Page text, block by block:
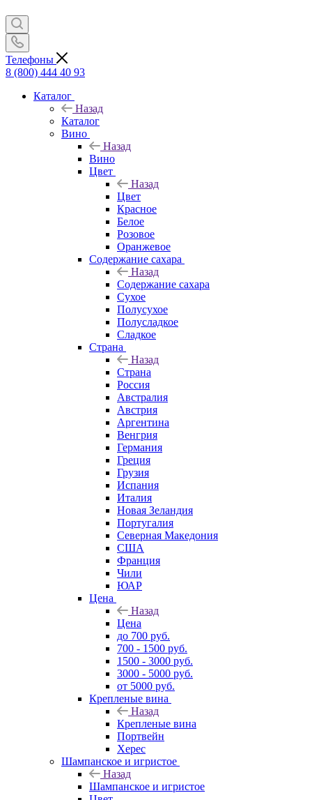
Телефоны
8 (800) 444 40 93
Каталог
Назад
Каталог
Вино
Назад
Вино
Цвет
Назад
Цвет
Красное
Белое
Розовое
Оранжевое
Содержание сахара
Назад
Содержание сахара
Сухое
Полусухое
Полусладкое
Сладкое
Страна
Назад
Страна
Россия
Австралия
Австрия
Аргентина
Венгрия
Германия
Греция
Грузия
Испания
Италия
Новая Зеландия
Португалия
Северная Македония
США
Франция
Чили
ЮАР
Цена
Назад
Цена
до 700 руб.
700 - 1500 руб.
1500 - 3000 руб.
3000 - 5000 руб.
от 5000 руб.
Крепленые вина
Назад
Крепленые вина
Портвейн
Херес
Шампанское и игристое
Назад
Шампанское и игристое